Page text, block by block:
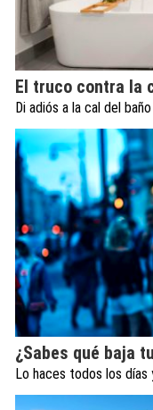
El truco contra la
Di adiós a la cal del
¿Sabes qué baja
Lo haces todos los